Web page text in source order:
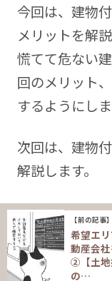
今回は、建物
メリットを解
慌てて危ない
回のメリット
するようにしま
次回は、建物
解説します。
【前の記事】
希望エ
動産会
②【土地
の…